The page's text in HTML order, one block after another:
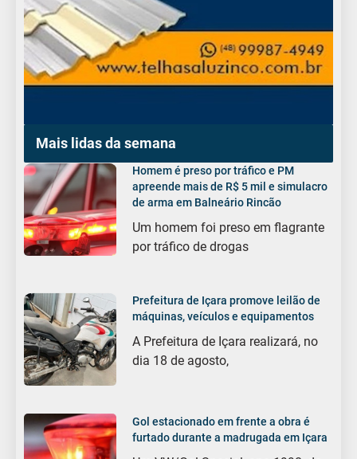
Mais lidas da semana
Homem é preso por tráfico e PM
apreende mais de R$ 5 mil e simulacro
de arma em Balneário Rincão
Um homem foi preso em flagrante
por tráfico de drogas
Prefeitura de Içara promove leilão de
máquinas, veículos e equipamentos
A Prefeitura de Içara realizará, no
dia 18 de agosto,
Gol estacionado em frente a obra é
furtado durante a madrugada em Içara